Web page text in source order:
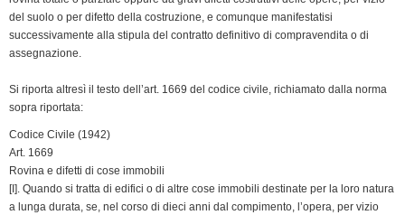
del suolo o per difetto della costruzione, e comunque manifestatisi
successivamente alla stipula del contratto definitivo di compravendita o di
assegnazione.
Si riporta altresì il testo dell’art. 1669 del codice civile, richiamato dalla norma
sopra riportata:
Codice Civile (1942)
Art. 1669
Rovina e difetti di cose immobili
[I]. Quando si tratta di edifici o di altre cose immobili destinate per la loro natura
a lunga durata, se, nel corso di dieci anni dal compimento, l’opera, per vizio